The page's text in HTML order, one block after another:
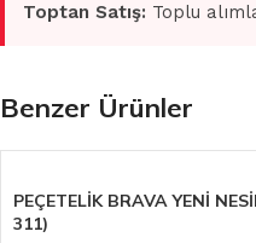
Toptan Satış: Toplu
Benzer Ürünler
PEÇETELİK BRAVA YENİ
311)